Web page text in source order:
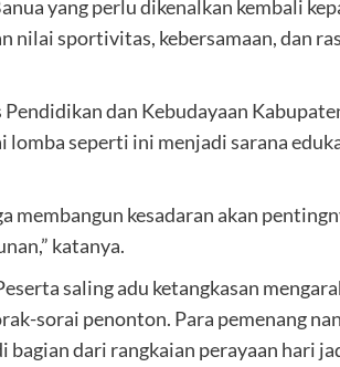
yang perlu dikenalkan kembali
nilai sportivitas, kebersamaan, dan
dan Kebudayaan
seperti ini menjadi sarana
membangun kesadaran akan
katanya.
saling adu ketangkasan
sorai penonton. Para pemenang
bagian dari rangkaian perayaan hari